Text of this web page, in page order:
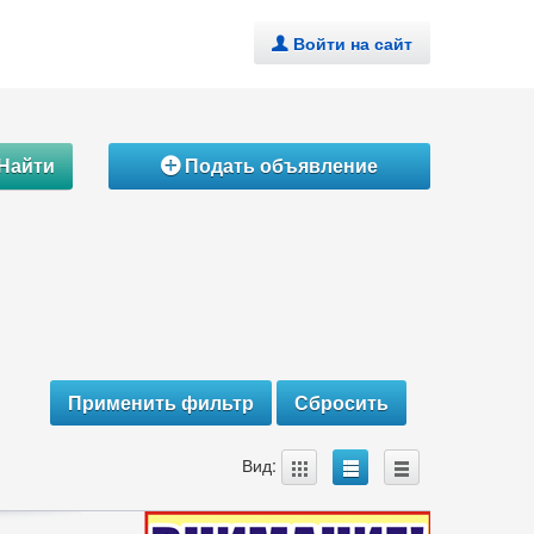
. Войти на сайт
ÁПодать объявление
Вид: A B C